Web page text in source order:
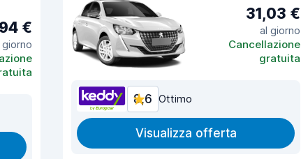
€
giorno
31,03 €
al giorno
Cancellazione
gratuita
8,6 Ottimo
Visualizza offerta